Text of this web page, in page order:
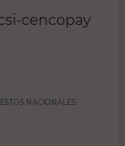
NACIONALES: